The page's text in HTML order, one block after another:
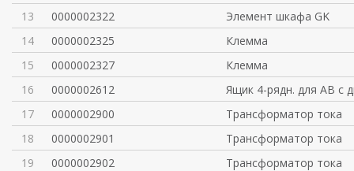
13
0000002322
Элемент шкафа GK
14
0000002325
Клемма
15
0000002327
Клемма
16
0000002612
Ящик 4-рядн. для АВ с
17
0000002900
Трансформатор тока
18
0000002901
Трансформатор тока
19
0000002902
Трансформатор тока